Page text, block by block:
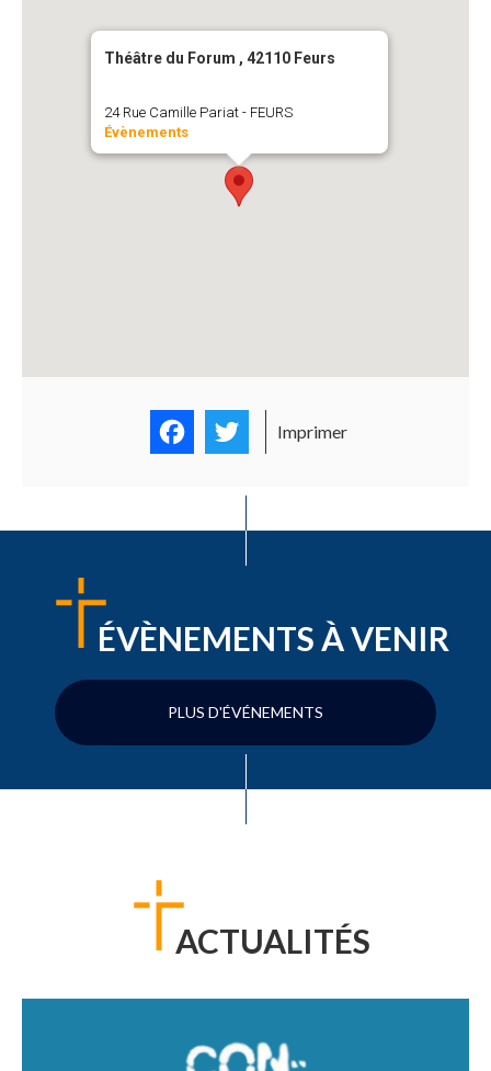
Théâtre du Forum , 42110 Feurs
24 Rue Camille Pariat - FEURS
Évènements
FacebookTwitter
Imprimer
ÉVÈNEMENTS À VENIR
PLUS D'ÉVÉNEMENTS
ACTUALITÉS